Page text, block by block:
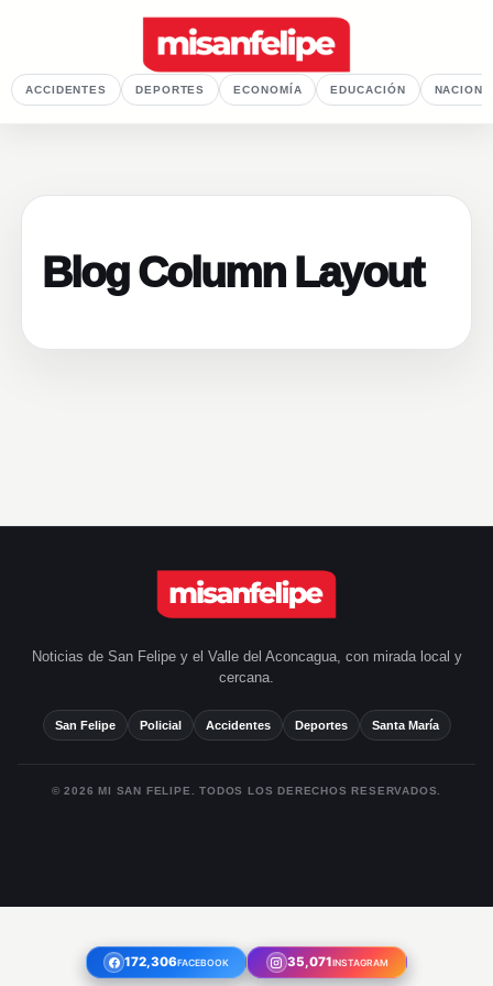
ACCIDENTES DEPORTES ECONOMÍA EDUCACIÓN
Blog Column Layout
Noticias de San Felipe y el Valle del Aconcagua, con mirada local y
cercana.
San Felipe Policial Accidentes Deportes Santa María
© 2026 MI SAN FELIPE. TODOS LOS DERECHOS RESERVADOS.
172.306FACEBOOK 35.071INSTAGRAM
172,306FACEBOOK 35,071INSTAGRAM